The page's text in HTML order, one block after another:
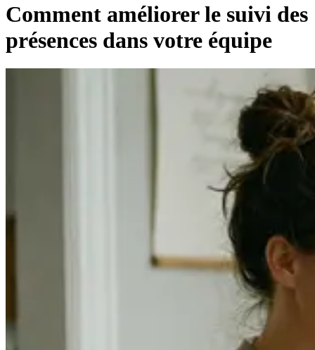
Comment améliorer le suivi des
présences dans votre équipe